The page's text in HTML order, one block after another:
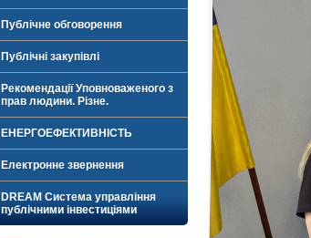
Публічне обговорення
Публічні закупівлі
Рекомендації Уповноваженого з
прав людини. Різне.
ЕНЕРГОЕФЕКТИВНІСТЬ
Електронне звернення
DREAM Система управління
публічними інвестиціями